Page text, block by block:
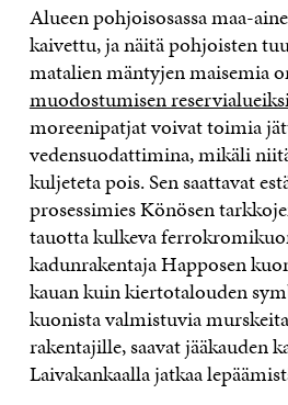
Alueen pohjoisosassa maa-
kaivettu, ja näitä pohjoisten
matalien mäntyjen maisemia
muodostumisen
moreenipatjat voivat toimia
vedensuodattimina, mikäli
kuljeteta pois. Sen saattavat
prosessimies Könösen
tauotta kulkeva
kadunrakentaja Happosen
kauan kuin kiertotalouden
kuonista valmistuvia
rakentajille, saavat jääkauden
Laivakankaalla jatkaa